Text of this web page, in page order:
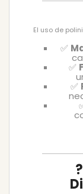
El uso de
✅
✅
✅